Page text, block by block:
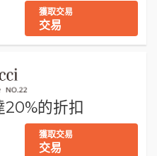
獲取交易
交易
的折扣
獲取交易
交易